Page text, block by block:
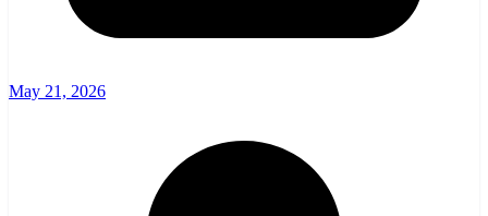
May 21, 2026